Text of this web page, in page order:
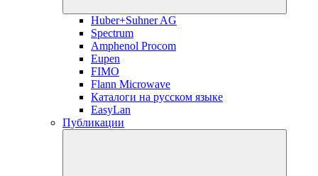
Huber+Suhner AG
Spectrum
Amphenol Procom
Eupen
FIMO
Flann Microwave
Каталоги на русском языке
EasyLan
Публикации